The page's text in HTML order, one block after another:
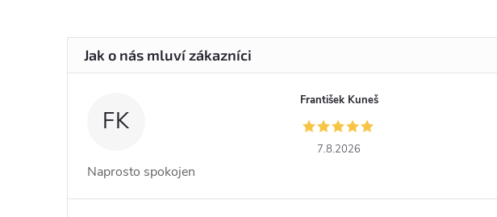
FK
František Kuneš
7.8.2026
Naprosto spokojen